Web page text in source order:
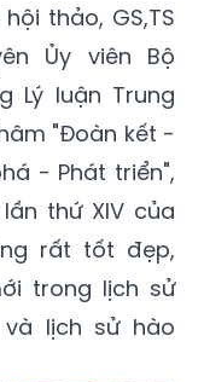
thảo, GS,TS
Ủy viên Bộ
Lý luận Trung
"Đoàn kết -
- Phát triển",
thứ XIV của
rất tốt đẹp,
trong lịch sử
lịch sử hào